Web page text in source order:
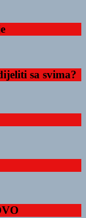
sa svima?